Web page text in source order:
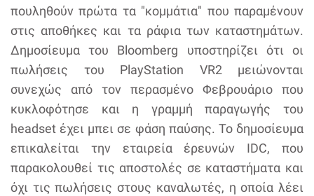
πουληθούν πρώτα τα "κομμάτια" που παραμένουν
στις αποθήκες και τα ράφια των καταστημάτων.
Δημοσίευμα του Bloomberg υποστηρίζει ότι οι
πωλήσεις του PlayStation VR2 μειώνονται
συνεχώς από τον περασμένο Φεβρουάριο που
κυκλοφότησε και η γραμμή παραγωγής του
headset έχει μπει σε φάση παύσης. Το δημοσίευμα
επικαλείται την εταιρεία έρευνών IDC, που
παρακολουθεί τις αποστολές σε καταστήματα και
όχι τις πωλήσεις στους καναλωτές, η οποία λέει